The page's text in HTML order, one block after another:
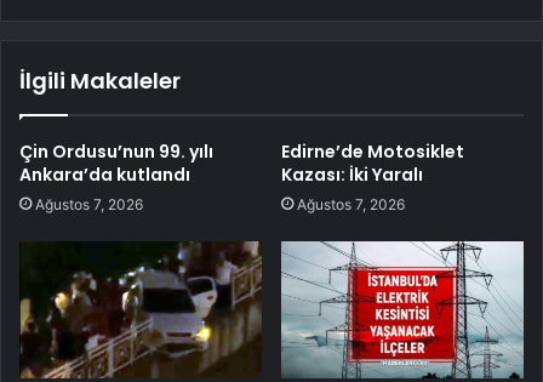
İlgili Makaleler
Çin Ordusu’nun 99. yılı
Ankara’da kutlandı
Ağustos 7, 2026
Edirne’de Motosiklet
Kazası: İki Yaralı
Ağustos 7, 2026